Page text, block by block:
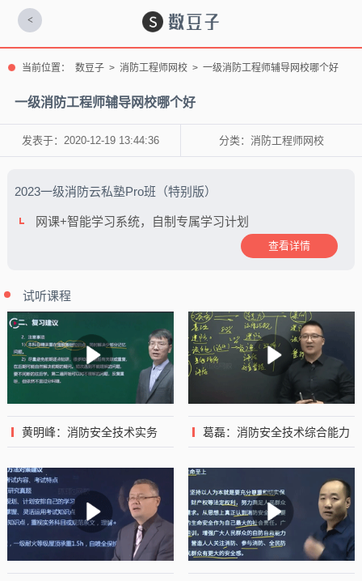
<
当前位置： 数豆子 > 消防工程师网校 > 一级消防工程师辅导网校哪个好
一级消防工程师辅导网校哪个好
发表于：2020-12-19 13:44:36 分类： 消防工程师网校
2023一级消防云私塾Pro班（特别版）
网课+智能学习系统，自制专属学习计划
查看详情
试听课程
黄明峰：消防安全技术实务 葛磊：消防安全技术综合能力